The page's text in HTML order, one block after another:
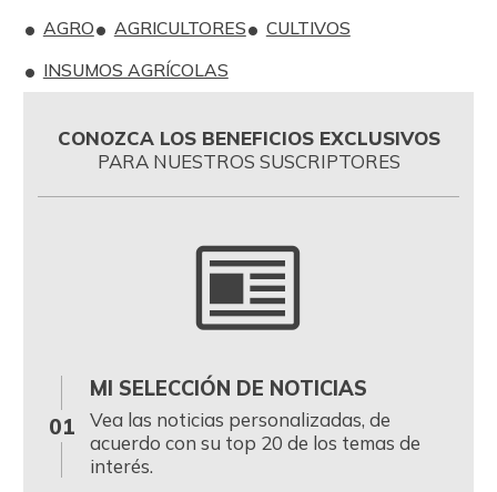
AGRO AGRICULTORES
CULTIVOS
INSUMOS AGRÍCOLAS
CONOZCA LOS BENEFICIOS EXCLUSIVOS
PARA NUESTROS SUSCRIPTORES
01
MI SELECCIÓN DE NOTICIAS
Vea las noticias personalizadas, de
acuerdo con su top 20 de los temas de
interés.